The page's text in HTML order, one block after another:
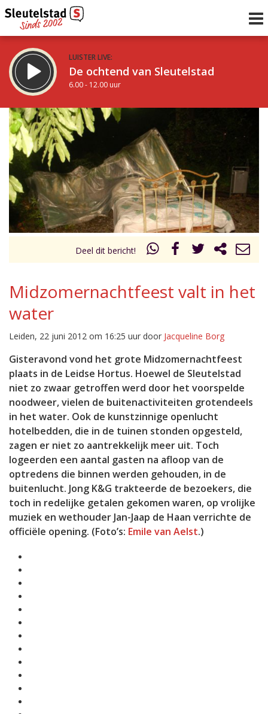
LUISTER LIVE:
De ochtend van Sleutelstad
6.00 - 12.00 uur
STRAKS:
De middag van Sleutelstad
12.00 - 19.00 uur
Vorig uur
uur 1 van 0
Inklappen
Deel dit bericht!
Midzomernachtfeest valt in het
water
Leiden, 22 juni 2012 om 16:25 uur door Jacqueline Borg
Gisteravond vond het grote Midzomernachtfeest
plaats in de Leidse Hortus. Hoewel de Sleutelstad
niet zo zwaar getroffen werd door het voorspelde
noodweer, vielen de buitenactiviteiten grotendeels
in het water. Ook de kunstzinnige openlucht
hotelbedden, die in de tuinen stonden opgesteld,
zagen er niet zo aantrekkelijk meer uit. Toch
logeerden een aantal gasten na afloop van de
optredens die binnen werden gehouden, in de
buitenlucht. Jong K&G trakteerde de bezoekers, die
toch in redelijke getalen gekomen waren, op vrolijke
muziek en wethouder Jan-Jaap de Haan verrichte de
officiële opening. (Foto’s: Emile van Aelst.)